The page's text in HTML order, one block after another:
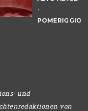
-
POMERIGGIO
und
von